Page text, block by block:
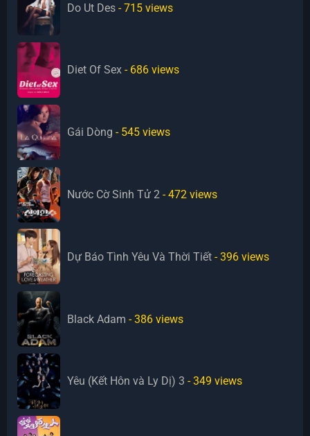
Do Ut Des - 715 views
Diet Of Sex - 686 views
Gái Dòng - 545 views
Nước Cờ Sinh Tử 2 - 472 views
Dự Báo Tình Yêu Và Thời Tiết - 396 views
Black Adam - 386 views
Yêu (Kết Hôn và Ly Dị) 3 - 349 views